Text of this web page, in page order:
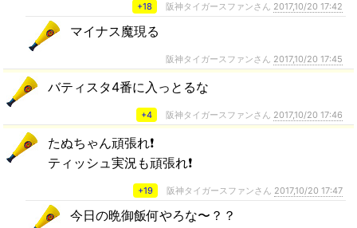
+18 阪神タイガースファンさん 2017,10/20 17:42
マイナス魔現る
阪神タイガースファンさん 2017,10/20 17:45
バティスタ4番に入っとるな
+4 阪神タイガースファンさん 2017,10/20 17:46
たぬちゃん頑張れ❗
ティッシュ実況も頑張れ❗
+19 阪神タイガースファンさん 2017,10/20 17:47
今日の晩御飯何やろな〜？？